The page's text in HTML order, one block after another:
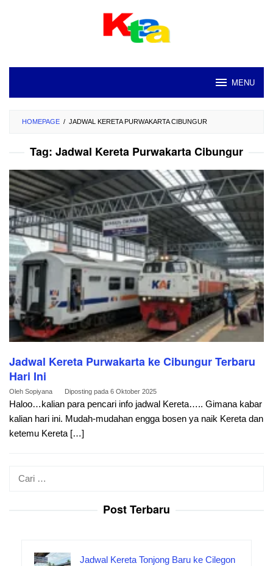
MENU
HOMEPAGE / JADWAL KERETA PURWAKARTA CIBUNGUR
Tag: Jadwal Kereta Purwakarta Cibungur
Jadwal Kereta Purwakarta ke Cibungur Terbaru
Hari Ini
Oleh Sopiyana Diposting pada 6 Oktober 2025
Haloo…kalian para pencari info jadwal Kereta….. Gimana kabar
kalian hari ini. Mudah-mudahan engga bosen ya naik Kereta dan
ketemu Kereta […]
Post Terbaru
Jadwal Kereta Tonjong Baru ke Cilegon